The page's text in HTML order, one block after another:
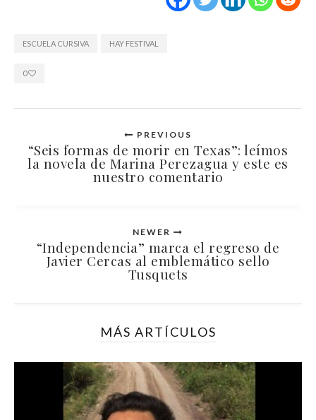
ESCUELA CURSIVA HAY FESTIVAL
0
PREVIOUS
“Seis formas de morir en Texas”: leímos
la novela de Marina Perezagua y este es
nuestro comentario
NEWER
“Independencia” marca el regreso de
Javier Cercas al emblemático sello
Tusquets
MÁS ARTÍCULOS